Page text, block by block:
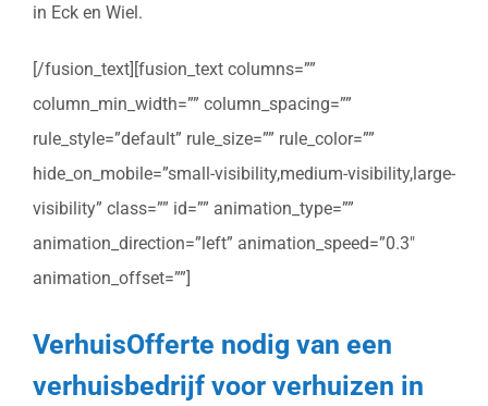
in Eck en Wiel.
[/fusion_text][fusion_text columns=””
column_min_width=”” column_spacing=””
rule_style=”default” rule_size=”” rule_color=””
hide_on_mobile=”small-visibility,medium-visibility,large-
visibility” class=”” id=”” animation_type=””
animation_direction=”left” animation_speed=”0.3″
animation_offset=””]
VerhuisOfferte nodig van een
verhuisbedrijf voor verhuizen in